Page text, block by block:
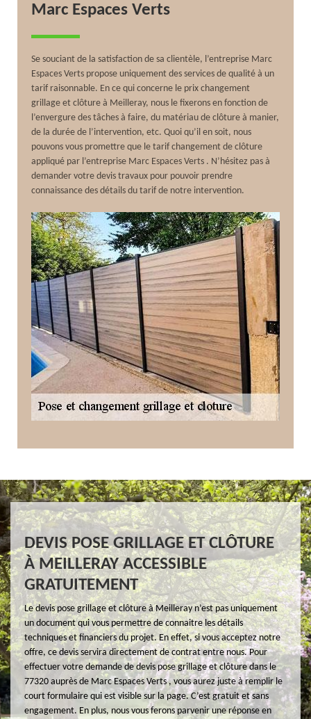
Marc Espaces Verts
Se souciant de la satisfaction de sa clientèle, l’entreprise Marc
Espaces Verts propose uniquement des services de qualité à un
tarif raisonnable. En ce qui concerne le prix changement
grillage et clôture à Meilleray, nous le fixerons en fonction de
l’envergure des tâches à faire, du matériau de clôture à manier,
de la durée de l’intervention, etc. Quoi qu’il en soit, nous
pouvons vous promettre que le tarif changement de clôture
appliqué par l’entreprise Marc Espaces Verts . N’hésitez pas à
demander votre devis travaux pour pouvoir prendre
connaissance des détails du tarif de notre intervention.
DEVIS POSE GRILLAGE ET CLÔTURE
À MEILLERAY ACCESSIBLE
GRATUITEMENT
Le devis pose grillage et clôture à Meilleray n’est pas uniquement
un document qui vous permettre de connaitre les détails
techniques et financiers du projet. En effet, si vous acceptez notre
offre, ce devis servira directement de contrat entre nous. Pour
effectuer votre demande de devis pose grillage et clôture dans le
77320 auprès de Marc Espaces Verts , vous aurez juste à remplir le
court formulaire qui est visible sur la page. C’est gratuit et sans
engagement. En plus, nous vous ferons parvenir une réponse en